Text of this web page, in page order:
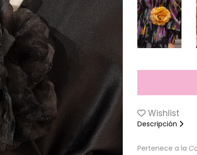
Wishlist
Descripción
Pertenece a la